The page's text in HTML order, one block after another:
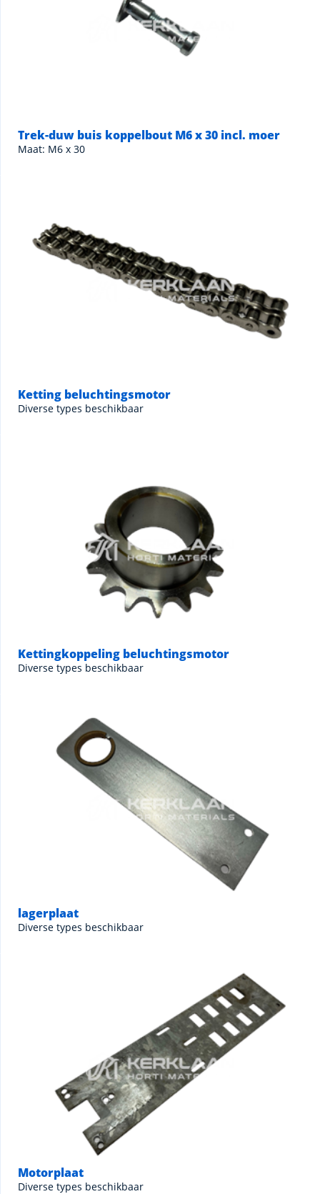
Trek-duw buis koppelbout M6 x 30 incl. moer
Maat: M6 x 30
Ketting beluchtingsmotor
Diverse types beschikbaar
Kettingkoppeling beluchtingsmotor
Diverse types beschikbaar
lagerplaat
Diverse types beschikbaar
Motorplaat
Diverse types beschikbaar